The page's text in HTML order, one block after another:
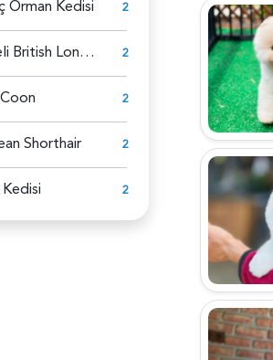
Orman Kedisi 2
Şecereli British Longhair 2
2
Shorthair 2
2